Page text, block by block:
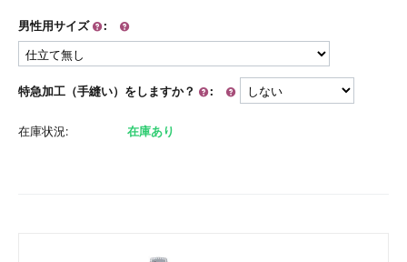
男性用サイズ :
特急加工（手縫い）をしますか？ :
在庫状況: 在庫あり